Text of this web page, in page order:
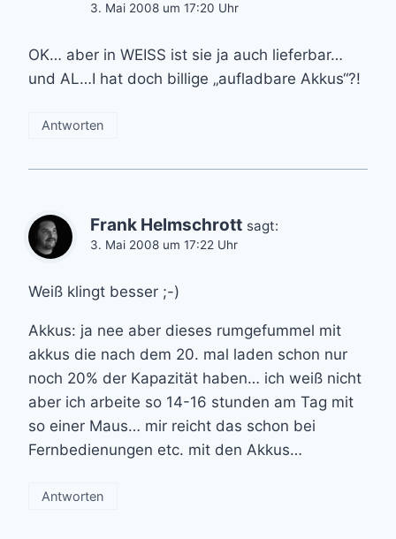
3. Mai 2008 um 17:20 Uhr
OK… aber in WEISS ist sie ja auch lieferbar…
und AL…I hat doch billige „aufladbare Akkus“?!
Antworten
Frank Helmschrott sagt:
3. Mai 2008 um 17:22 Uhr
Weiß klingt besser ;-)
Akkus: ja nee aber dieses rumgefummel mit
akkus die nach dem 20. mal laden schon nur
noch 20% der Kapazität haben… ich weiß nicht
aber ich arbeite so 14-16 stunden am Tag mit
so einer Maus… mir reicht das schon bei
Fernbedienungen etc. mit den Akkus…
Antworten